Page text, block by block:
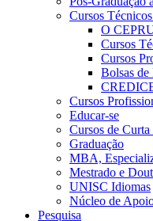
Cursos
O
Cursos
Cursos
Bolsas de
Cursos
Educar-se
Cursos de
Graduação
MBA,
Mestrado e
UNISC Idiomas
Núcleo de
Pesquisa